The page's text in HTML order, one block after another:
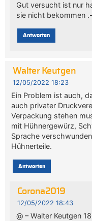
Gut versucht ist nur
sie nicht bekommen
Antworten
Walter Keutgen
12/05/2022 18:23
Ein Problem ist auch,
auch privater
Verpackung stehen
mit Hühnergewürz,
Sprache
Hühnerteile.
Antworten
Corona2019
12/05/2022 18:43
@ – Walter Keutgen